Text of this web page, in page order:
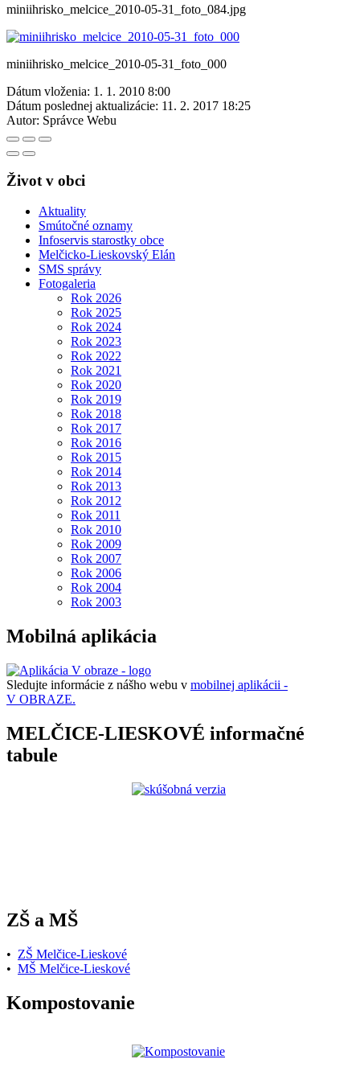
miniihrisko_melcice_2010-05-31_foto_084.jpg
miniihrisko_melcice_2010-05-31_foto_000
Dátum vloženia: 1. 1. 2010 8:00
Dátum poslednej aktualizácie: 11. 2. 2017 18:25
Autor: Správce Webu
Život v obci
Aktuality
Smútočné oznamy
Infoservis starostky obce
Melčicko-Lieskovský Elán
SMS správy
Fotogaleria
Rok 2026
Rok 2025
Rok 2024
Rok 2023
Rok 2022
Rok 2021
Rok 2020
Rok 2019
Rok 2018
Rok 2017
Rok 2016
Rok 2015
Rok 2014
Rok 2013
Rok 2012
Rok 2011
Rok 2010
Rok 2009
Rok 2007
Rok 2006
Rok 2004
Rok 2003
Mobilná aplikácia
Sledujte informácie z nášho webu v mobilnej aplikácii -
V OBRAZE.
MELČICE-LIESKOVÉ informačné
tabule
ZŠ a MŠ
• ZŠ Melčice-Lieskové
• MŠ Melčice-Lieskové
Kompostovanie